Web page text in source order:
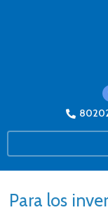
Para los